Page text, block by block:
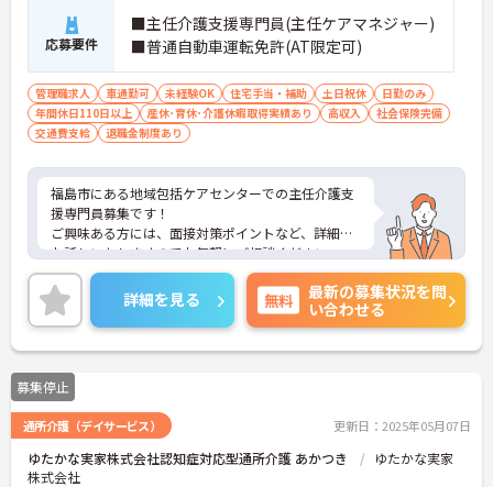
応募要件
■主任介護支援専門員(主任ケアマネジャー)
■普通自動車運転免許(AT限定可)
管理職求人 車通勤可 未経験OK 住宅手当・補助 土日祝休
日勤のみ
年間休日110日以上
産休･育休･介護休暇取得実績あり 高収入
社会保険完備
交通費支給
退職金制度あり
福島市にある地域包括ケアセンターでの主任介護支
援専門員募集です！
ご興味ある方には、面接対策ポイントなど、詳細を
お話しいたしますのでお気軽にご相談ください。
詳細を見る 無料
最新の募集状況を問
い合わせる
募集停止
通所介護（デイサービス） 更新日：2025年05月07日
ゆたかな実家株式会社認知症対応型通所介護 あかつき
ゆたかな実家
株式会社